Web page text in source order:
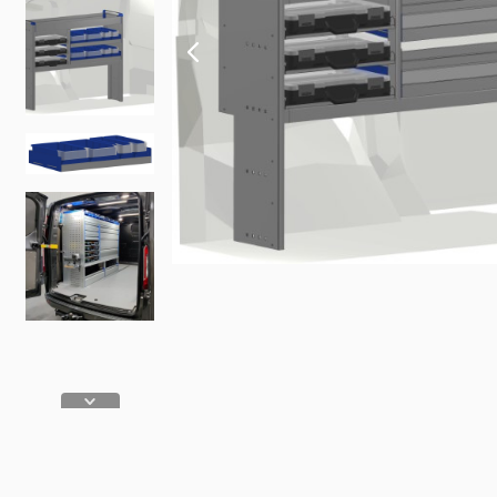
Fiat
Doblo
Scudo
e Scudo
e Doblo
Talento
Ducato
Iveco
Daily
eJolly